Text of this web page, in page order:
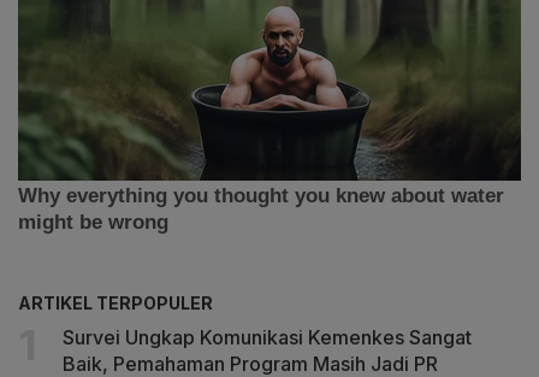
ARTIKEL TERPOPULER
Survei Ungkap Komunikasi Kemenkes Sangat
Baik, Pemahaman Program Masih Jadi PR